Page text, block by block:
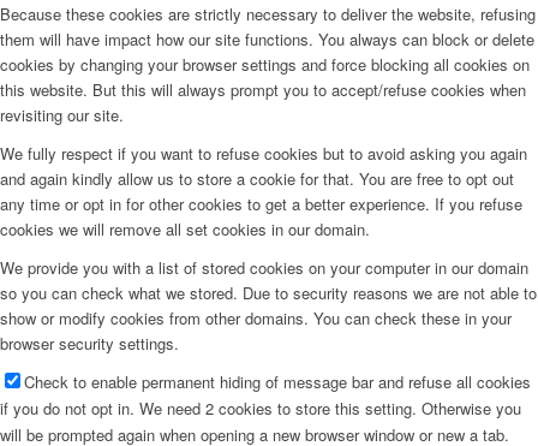
Because these cookies are strictly necessary to deliver the website, refusing
them will have impact how our site functions. You always can block or delete
cookies by changing your browser settings and force blocking all cookies on
this website. But this will always prompt you to accept/refuse cookies when
revisiting our site.
We fully respect if you want to refuse cookies but to avoid asking you again
and again kindly allow us to store a cookie for that. You are free to opt out
any time or opt in for other cookies to get a better experience. If you refuse
cookies we will remove all set cookies in our domain.
We provide you with a list of stored cookies on your computer in our domain
so you can check what we stored. Due to security reasons we are not able to
show or modify cookies from other domains. You can check these in your
browser security settings.
Check to enable permanent hiding of message bar and refuse all cookies
if you do not opt in. We need 2 cookies to store this setting. Otherwise you
will be prompted again when opening a new browser window or new a tab.